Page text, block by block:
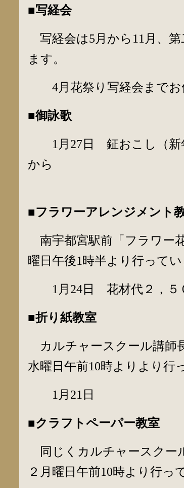
■写経会
写経会は5月から11月、
ます。
4月花祭り写経会までお
■御詠歌
1月27日 鉦おこし（新
から
■フラワーアレンジメント
南宇都宮駅前「フラワー
曜日午後1時半より行ってい
1月24日 花材代２，５
■折り紙教室
カルチャースクール講師
水曜日午前10時よりより行
1月21日
■クラフトペーパー教室
同じくカルチャースクー
２月曜日午前10時より行っ